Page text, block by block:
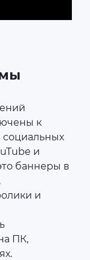
к
социальных
и
баннеры в
и
ПК,